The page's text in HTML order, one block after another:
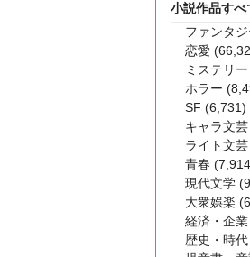
小説作品す
ファンタ
恋愛
ミステリ
ホラー
SF (6,731)
キャラ文
ライト文
青春
現代文学
大衆娯楽
経済・企
歴史・時